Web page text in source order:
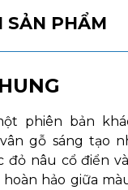
SẢN PHẨM
phiên bản
gỗ sáng tạo
đỏ nâu cổ điển
hoàn hảo giữa